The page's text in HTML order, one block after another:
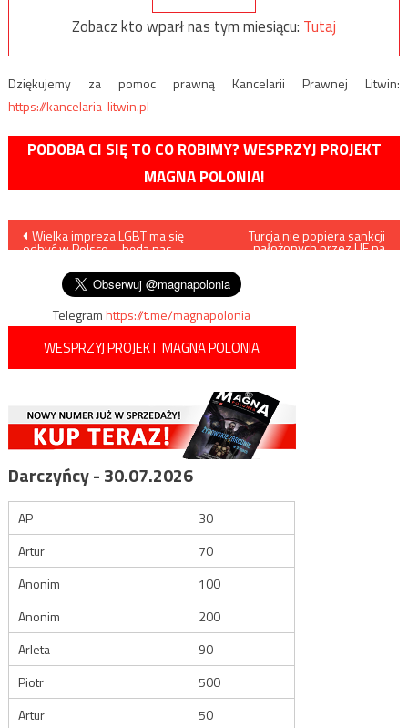
Zobacz kto wparł nas tym miesiącu: Tutaj
Dziękujemy za pomoc prawną Kancelarii Prawnej Litwin:
https://kancelaria-litwin.pl
PODOBA CI SIĘ TO CO ROBIMY? WESPRZYJ PROJEKT
MAGNA POLONIA!
Nawigacja
wpisu
Wielka impreza LGBT ma się
odbyć w Polsce – będą nas
Turcja nie popiera sankcji
nałożonych przez UE na
Telegramhttps://t.me/magnapolonia
WESPRZYJ PROJEKT MAGNA POLONIA
Darczyńcy - 30.07.2026
AP
30
Artur
70
Anonim
100
Anonim
200
Arleta
90
Piotr
500
Artur
50